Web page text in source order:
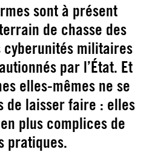
sont à présent
de chasse des
cyberunités militaires
par l’État. Et
elles-mêmes ne se
de laisser faire : elles
plus complices de
pratiques.